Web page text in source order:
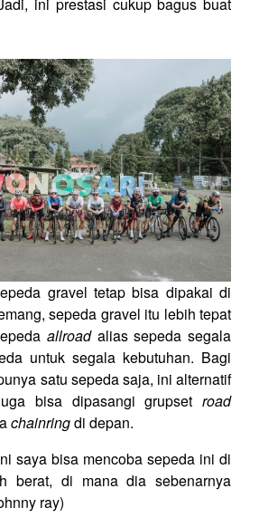
gravel tetap bisa dipakai di
sepeda gravel itu lebih tepat
allroadalias sepeda segala
untuk segala kebutuhan. Bagi
satu sepeda saja, ini alternatif
bisa dipasangi grupsetroad
chainringdi depan.
saya bisa mencoba sepeda ini di
berat, di mana dia sebenarnya
ray)